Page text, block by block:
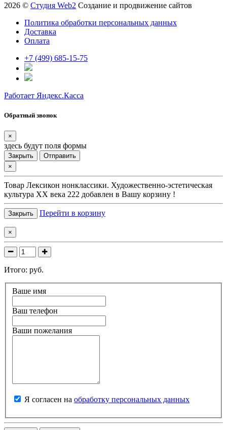
2026 © Студия Web2 Создание и продвижение сайтов
Политика обработки персональных данных
Доставка
Оплата
+7 (499) 685-15-75
Работает Яндекс.Касса
Обратный звонок
×
здесь будут поля формы
Закрыть
Отправить
×
Товар Лексикон нонклассики. Художественно-эстетическая
культура XX века 222 добавлен в Вашу корзину !
Закрыть Перейти в корзину
×
Итого: руб.
Ваше имя
Ваш телефон
Ваши пожелания
Я согласен на обработку персональных данных